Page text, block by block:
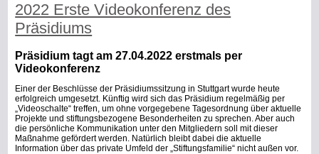
2022 Erste Videokonferenz des
Präsidiums
Präsidium tagt am 27.04.2022 erstmals per
Videokonferenz
Einer der Beschlüsse der Präsidiumssitzung in Stuttgart wurde heute
erfolgreich umgesetzt. Künftig wird sich das Präsidium regelmäßig per
„Videoschalte“ treffen, um ohne vorgegebene Tagesordnung über aktuelle
Projekte und stiftungsbezogene Besonderheiten zu sprechen. Aber auch
die persönliche Kommunikation unter den Mitgliedern soll mit dieser
Maßnahme gefördert werden. Natürlich bleibt dabei die aktuelle
Information über das private Umfeld der „Stiftungsfamilie“ nicht außen vor.